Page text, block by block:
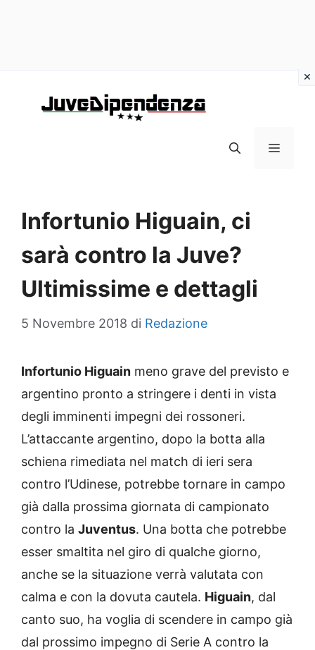
MENU
Infortunio Higuain, ci
sarà contro la Juve?
Ultimissime e dettagli
5 Novembre 2018 di Redazione
Infortunio Higuain meno grave del previsto e
argentino pronto a stringere i denti in vista
degli imminenti impegni dei rossoneri.
L’attaccante argentino, dopo la botta alla
schiena rimediata nel match di ieri sera
contro l’Udinese, potrebbe tornare in campo
già dalla prossima giornata di campionato
contro la Juventus. Una botta che potrebbe
esser smaltita nel giro di qualche giorno,
anche se la situazione verrà valutata con
calma e con la dovuta cautela. Higuain, dal
canto suo, ha voglia di scendere in campo già
dal prossimo impegno di Serie A contro la